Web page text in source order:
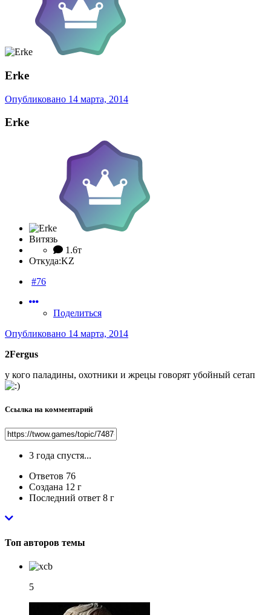
Erke
Опубликовано 14 марта, 2014
Erke
Витязь
1.6т
Откуда:KZ
#76
Поделиться
Опубликовано 14 марта, 2014
2Fergus
у кого паладины, охотники и жрецы говорят убойный сетап
Ссылка на комментарий
3 года спустя...
Ответов 76
Создана 12 г
Последний ответ 8 г
Топ авторов темы
5